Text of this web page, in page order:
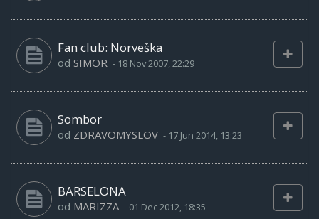
Fan club: Norveška
od SIMOR - 18 Nov 2007, 22:29
Sombor
od ZDRAVOMYSLOV - 17 Jun 2014, 13:23
BARSELONA
od MARIZZA - 01 Dec 2012, 18:35